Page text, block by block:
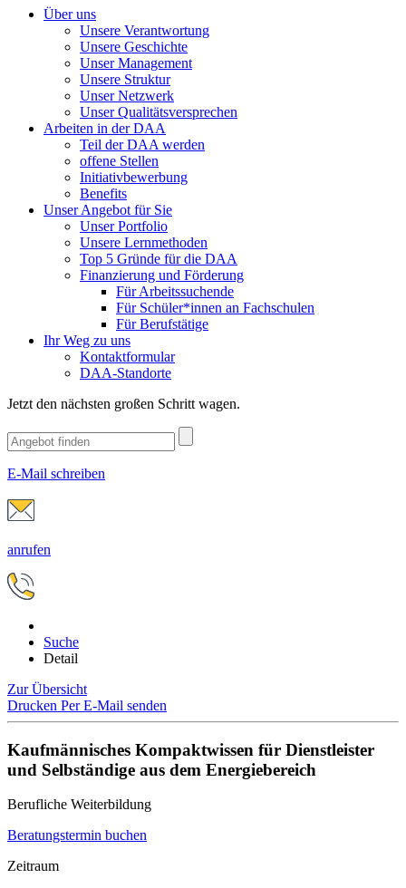
Über uns
Unsere Verantwortung
Unsere Geschichte
Unser Management
Unsere Struktur
Unser Netzwerk
Unser Qualitätsversprechen
Arbeiten in der DAA
Teil der DAA werden
offene Stellen
Initiativbewerbung
Benefits
Unser Angebot für Sie
Unser Portfolio
Unsere Lernmethoden
Top 5 Gründe für die DAA
Finanzierung und Förderung
Für Arbeitssuchende
Für Schüler*innen an Fachschulen
Für Berufstätige
Ihr Weg zu uns
Kontaktformular
DAA-Standorte
Jetzt den nächsten großen Schritt wagen.
E-Mail schreiben
anrufen
Suche
Detail
Zur Übersicht
Drucken Per E-Mail senden
Kaufmännisches Kompaktwissen für Dienstleister
und Selbständige aus dem Energiebereich
Berufliche Weiterbildung
Beratungstermin buchen
Zeitraum